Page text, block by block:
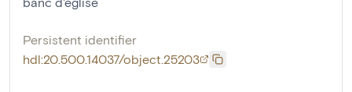
Persistent identifier
hdl:20.500.14037/object.25203